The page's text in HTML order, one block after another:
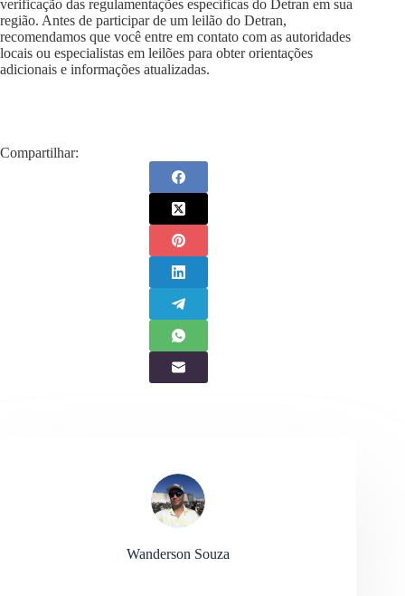
verificação das regulamentações específicas do Detran em sua
região. Antes de participar de um leilão do Detran,
recomendamos que você entre em contato com as autoridades
locais ou especialistas em leilões para obter orientações
adicionais e informações atualizadas.
Compartilhar:
Wanderson Souza